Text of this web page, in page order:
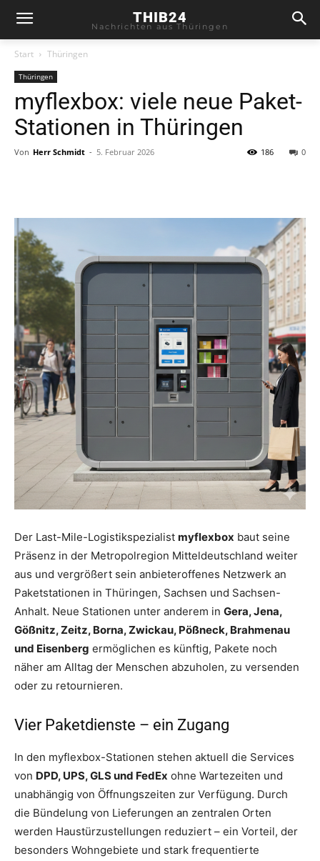
THIB24
Nachrichten aus Thüringen
Start Thüringen
Thüringen
myflexbox: viele neue Paket-
Stationen in Thüringen
Von Herr Schmidt - 5. Februar 2026 0
186
Der Last-Mile-Logistikspezialist myflexbox baut seine
Präsenz in der Metropolregion Mitteldeutschland weiter
aus und vergrößert sein anbieteroffenes Netzwerk an
Paketstationen in Thüringen, Sachsen und Sachsen-
Anhalt. Neue Stationen unter anderem in Gera, Jena,
Gößnitz, Zeitz, Borna, Zwickau, Pößneck, Brahmenau
und Eisenberg ermöglichen es künftig, Pakete noch
näher am Alltag der Menschen abzuholen, zu versenden
oder zu retournieren.
Vier Paketdienste – ein Zugang
In den myflexbox-Stationen stehen aktuell die Services
von DPD, UPS, GLS und FedEx ohne Wartezeiten und
unabhängig von Öffnungszeiten zur Verfügung. Durch
die Bündelung von Lieferungen an zentralen Orten
werden Haustürzustellungen reduziert – ein Vorteil, der
besonders Wohngebiete und stark frequentierte